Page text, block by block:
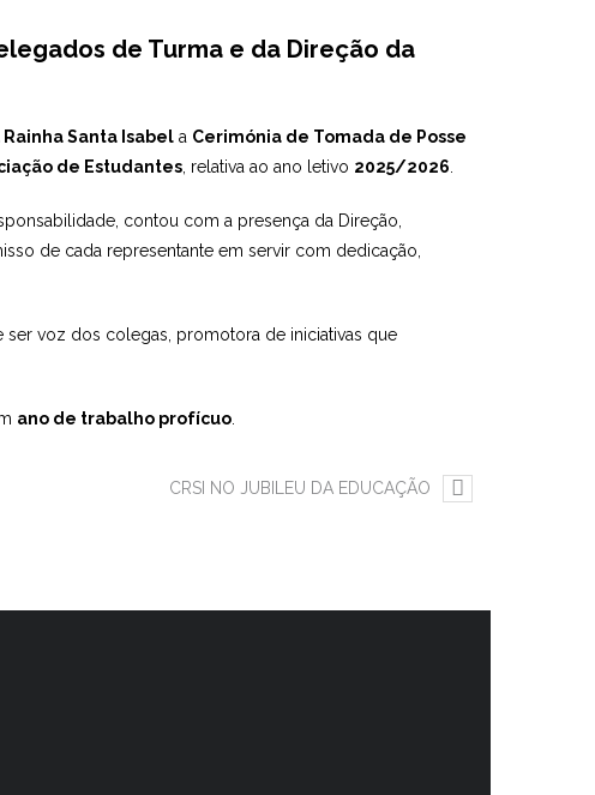
de Turma e da Direção da
Santa Isabel a Cerimónia de Tomada de Posse
de Estudantes , relativa ao ano letivo 2025/2026
contou com a presença da Direção,
de cada representante em servir com dedicação,
ser voz dos colegas, promotora de iniciativas que
ano de trabalho profícuo
CRSI NO JUBILEU DA EDUCAÇÃO